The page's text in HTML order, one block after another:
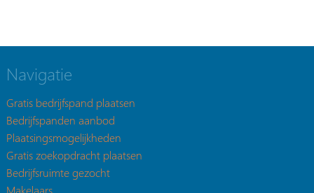
Navigatie
Gratis bedrijfspand plaatsen
Bedrijfspanden aanbod
Plaatsingsmogelijkheden
Gratis zoekopdracht plaatsen
Bedrijfsruimte gezocht